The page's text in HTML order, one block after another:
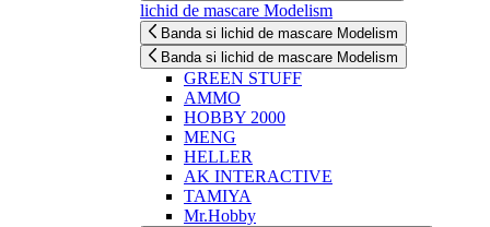
lichid de mascare Modelism
Banda si lichid de mascare Modelism
Banda si lichid de mascare Modelism
GREEN STUFF
AMMO
HOBBY 2000
MENG
HELLER
AK INTERACTIVE
TAMIYA
Mr.Hobby